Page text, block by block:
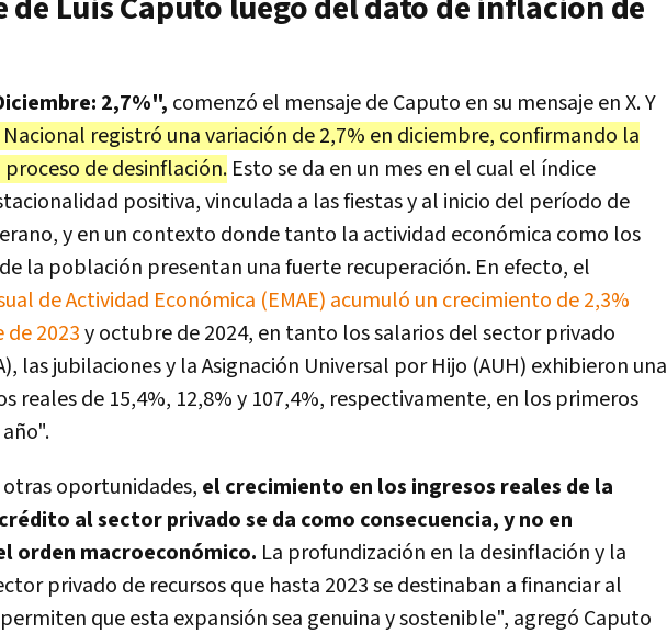
de Luis Caputo luego del dato de inflación de
2,7%", comenzó el mensaje de Caputo en su mensaje en X. Y
Nacional registró una variación de 2,7% en diciembre, confirmando la
de desinflación. Esto se da en un mes en el cual el índice
positiva, vinculada a las fiestas y al inicio del período de
y en un contexto donde tanto la actividad económica como los
la población presentan una fuerte recuperación. En efecto, el
de Actividad Económica (EMAE) acumuló un crecimiento de 2,3%
2023y octubre de 2024, en tanto los salarios del sector privado
las jubilaciones y la Asignación Universal por Hijo (AUH) exhibieron una
reales de 15,4%, 12,8% y 107,4%, respectivamente, en los primeros
otras oportunidades, el crecimiento en los ingresos reales de la
al sector privado se da como consecuencia, y no en
orden macroeconómico. La profundización en la desinflación y la
privado de recursos que hasta 2023 se destinaban a financiar al
que esta expansión sea genuina y sostenible", agregó Caputo